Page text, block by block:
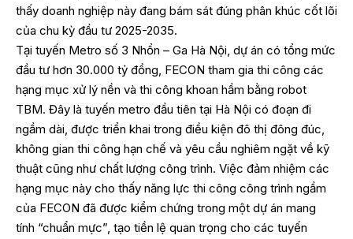
thấy doanh nghiệp này đang bám sát đúng phân khúc cốt lõi
của chu kỳ đầu tư 2025-2035.
Tại tuyến Metro số 3 Nhổn – Ga Hà Nội, dự án có tổng mức
đầu tư hơn 30.000 tỷ đồng, FECON tham gia thi công các
hạng mục xử lý nền và thi công khoan hầm bằng robot
TBM. Đây là tuyến metro đầu tiên tại Hà Nội có đoạn đi
ngầm dài, được triển khai trong điều kiện đô thị đông đúc,
không gian thi công hạn chế và yêu cầu nghiêm ngặt về kỹ
thuật cũng như chất lượng công trình. Việc đảm nhiệm các
hạng mục này cho thấy năng lực thi công công trình ngầm
của FECON đã được kiểm chứng trong một dự án mang
tính “chuẩn mực”, tạo tiền lệ quan trọng cho các tuyến